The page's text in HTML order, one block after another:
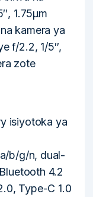
1.75µm
kamera ya
f/2.2, 1/5″,
zote
isiyotoka ya
b/g/n, dual-
4.2
Type-C 1.0